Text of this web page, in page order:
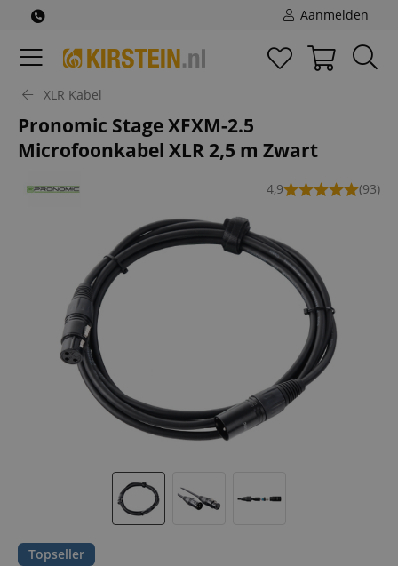
Aanmelden
XLR Kabel
Pronomic Stage XFXM-2.5
Microfoonkabel XLR 2,5 m Zwart
4,9 (93)
Topseller